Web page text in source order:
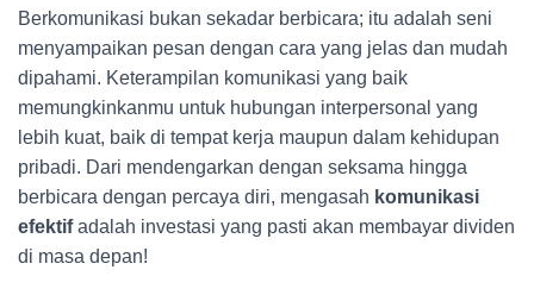
Berkomunikasi bukan sekadar berbicara; itu adalah seni
menyampaikan pesan dengan cara yang jelas dan mudah
dipahami. Keterampilan komunikasi yang baik
memungkinkanmu untuk hubungan interpersonal yang
lebih kuat, baik di tempat kerja maupun dalam kehidupan
pribadi. Dari mendengarkan dengan seksama hingga
berbicara dengan percaya diri, mengasah komunikasi
efektifadalah investasi yang pasti akan membayar dividen
di masa depan!